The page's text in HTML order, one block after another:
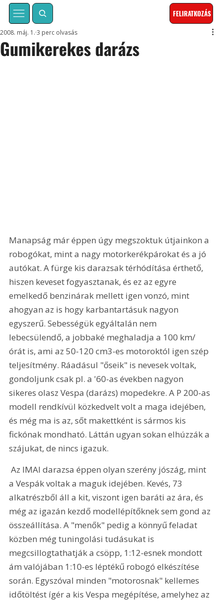
FELIRATKOZÁS
Gumikerekes darázs
2008. máj. 1. 3 perc olvasás
Manapság már éppen úgy megszoktuk útjainkon a
robogókat, mint a nagy motorkerékpárokat és a jó
autókat. A fürge kis darazsak térhódítása érthető,
hiszen keveset fogyasztanak, és ez az egyre
emelkedő benzinárak mellett igen vonzó, mint
ahogyan az is hogy karbantartásuk nagyon
egyszerű. Sebességük egyáltalán nem
lebecsülendő, a jobbaké meghaladja a 100 km/
órát is, ami az 50-120 cm3-es motoroktól igen szép
teljesítmény. Ráadásul "őseik" is nevesek voltak,
gondoljunk csak pl. a '60-as években nagyon
sikeres olasz Vespa (darázs) mopedekre. A P 200-as
modell rendkívül közkedvelt volt a maga idejében,
és még ma is az, sőt makettként is sármos kis
fickónak mondható. Láttán ugyan sokan elhúzzák a
szájukat, de nincs igazuk.
Az IMAI darazsa éppen olyan szerény jószág, mint
a Vespák voltak a maguk idejében. Kevés, 73
alkatrészből áll a kit, viszont igen baráti az ára, és
még az igazán kezdő modellépítőknek sem gond az
összeállítása. A "menők" pedig a könnyű feladat
közben még tuningolási tudásukat is
megcsillogtathatják a csöpp, 1:12-esnek mondott
ám valójában 1:10-es léptékű robogó elkészítése
során. Egyszóval minden "motorosnak" kellemes
időtöltést ígér a kis Vespa megépítése, amelyhez az